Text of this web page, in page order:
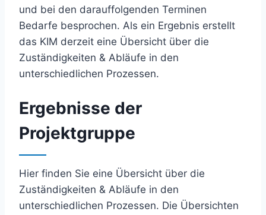
und bei den darauffolgenden Terminen
Bedarfe besprochen. Als ein Ergebnis erstellt
das KIM derzeit eine Übersicht über die
Zuständigkeiten & Abläufe in den
unterschiedlichen Prozessen.
Ergebnisse der
Projektgruppe
Hier finden Sie eine Übersicht über die
Zuständigkeiten & Abläufe in den
unterschiedlichen Prozessen. Die Übersichten